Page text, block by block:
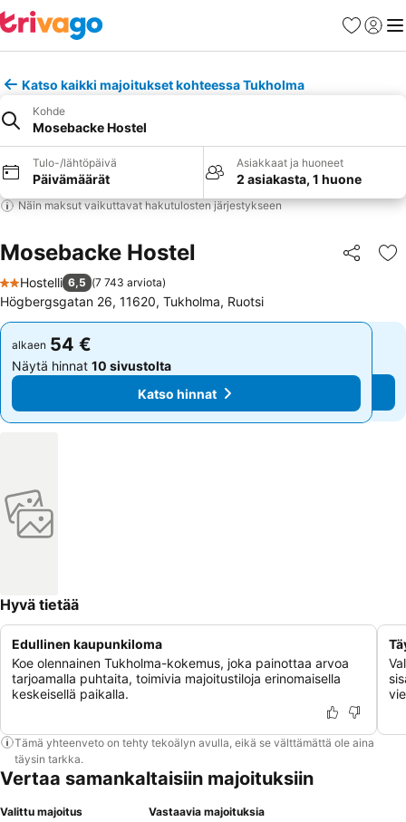
Suosikit
Katso kaikki majoitukset kohteessa Tukholma
Kohde
Mosebacke Hostel
Tulo-/lähtöpäivä
Päivämäärät
Asiakkaat ja huoneet
2 asiakasta, 1 huone
Näin maksut vaikuttavat hakutulosten järjestykseen
Mosebacke Hostel Jaa
2 Tähtiluokitus
Hostelli 6,5 (7 743 arviota)
Högbergsgatan 26, 11620, Tukholma, Ruotsi
alkaen 54 €
Näytä hinnat 10 sivustolta
Katso hinnat
alkaen 54 €
Näytä hinnat 10 sivustolta
Katso hinnat
Hyvä tietää
Edullinen kaupunkiloma
Koe olennainen Tukholma-kokemus, joka painottaa arvoa
tarjoamalla puhtaita, toimivia majoitustiloja erinomaisella
keskeisellä paikalla.
Tämä yhteenveto on tehty tekoälyn avulla, eikä se välttämättä ole aina
täysin tarkka.
Vertaa samankaltaisiin majoituksiin
Valittu majoitus Vastaavia majoituksia